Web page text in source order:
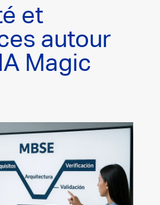
et
autour
Magic